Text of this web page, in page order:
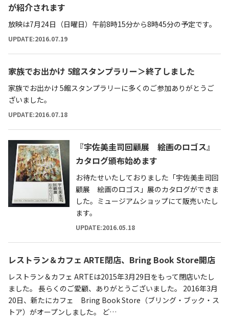
が紹介されます
放映は7月24日（日曜日）午前8時15分から8時45分の予定です。
UPDATE:2016.07.19
家族でお出かけ 5館スタンプラリー＞終了しました
家族でお出かけ 5館スタンプラリーに多くのご参加ありがとうご
ざいました。
UPDATE:2016.07.18
『宇佐美圭司回顧展 絵画のロゴス』
カタログ頒布始めます
お待たせいたしておりました「宇佐美圭司回
顧展 絵画のロゴス」展のカタログができま
した。ミュージアムショップにて販売いたし
ます。
UPDATE:2016.05.18
レストラン＆カフェ ARTE閉店、Bring Book Store開店
レストラン＆カフェ ARTEは2015年3月29日をもって閉店いたし
ました。 長らくのご愛顧、ありがとうございました。 2016年3月
20日、新たにカフェ Bring Book Store（ブリング・ブック・ス
トア）がオープンしました。 ど…